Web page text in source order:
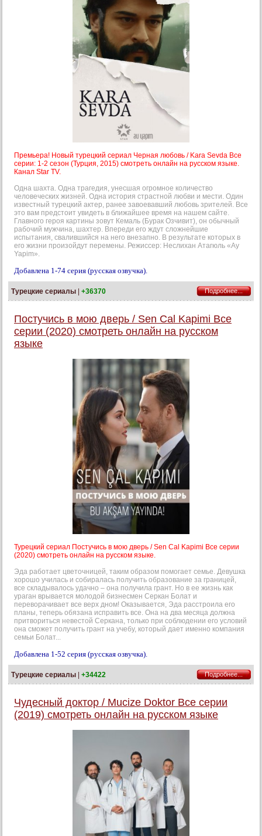
Премьера! Новый турецкий сериал Черная любовь / Kara Sevda Все
серии: 1-2 сезон (Турция, 2015) смотреть онлайн на русском языке.
Канал Star TV.
Одна шахта. Одна трагедия, унесшая огромное количество
человеческих жизней. Одна история страстной любви и мести. Один
известный турецкий актер, ранее завоевавший любовь зрителей. Все
это вам предстоит увидеть в ближайшее время на нашем сайте.
Главного героя картины зовут Кемаль (Бурак Озчивит), он обычный
рабочий мужчина, шахтер. Впереди его ждут сложнейшие
испытания, свалившийся на него внезапно. В результате которых в
его жизни произойдут перемены. Режиссер: Неслихан Атагюль «Ay
Yapim».
Добавлена 1-74 серия (русская озвучка).
Турецкие сериалы +36370 Подробнее...
Постучись в мою дверь / Sen Cal Kapimi Все
серии (2020) смотреть онлайн на русском
языке
Турецкий сериал Постучись в мою дверь / Sen Cal Kapimi Все серии
(2020) смотреть онлайн на русском языке.
Эда работает цветочницей, таким образом помогает семье. Девушка
хорошо училась и собиралась получить образование за границей,
все складывалось удачно – она получила грант. Но в ее жизнь как
ураган врывается молодой бизнесмен Серкан Болат и
переворачивает все верх дном! Оказывается, Эда расстроила его
планы, теперь обязана исправить все. Она на два месяца должна
притвориться невестой Серкана, только при соблюдении его условий
она сможет получить грант на учебу, который дает именно компания
семьи Болат...
Добавлена 1-52 серия (русская озвучка).
Турецкие сериалы +34422 Подробнее...
Чудесный доктор / Mucize Doktor Все серии
(2019) смотреть онлайн на русском языке